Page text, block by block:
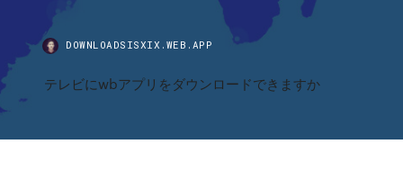
DOWNLOADSISXIX.WEB.APP
テレビにwbアプリをダウンロードできますか